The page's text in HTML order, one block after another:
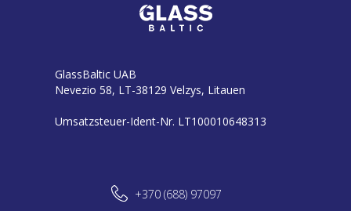
GlassBaltic UAB
Nevezio 58, LT-38129 Velzys, Litauen
Umsatzsteuer-Ident-Nr. LT100010648313
+370 (688) 97097